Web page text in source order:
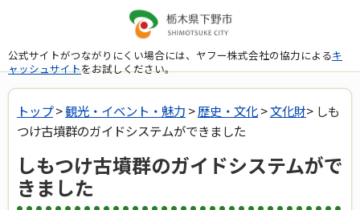
公式サイトがつながりにくい場合には、ヤフー株式会社の協力によるキ
ャッシュサイトをお試しください。
トップ>観光・イベント・魅力 >歴史・文化>文化財> しも
つけ古墳群のガイドシステムができました
しもつけ古墳群のガイドシステムがで
きました